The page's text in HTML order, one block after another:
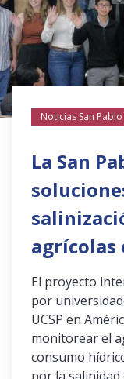
Noticias San Pablo
La San
agrícolas
El proyecto
por
UCSP en
monitorear el
consumo
por la salinidad